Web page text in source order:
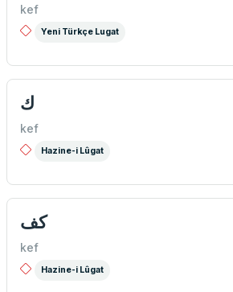
kef
Yeni Türkçe Lugat
ك
kef
Hazine-i Lûgat
كف
kef
Hazine-i Lûgat